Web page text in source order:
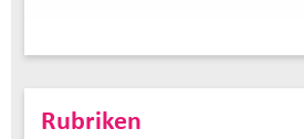
Rubriken